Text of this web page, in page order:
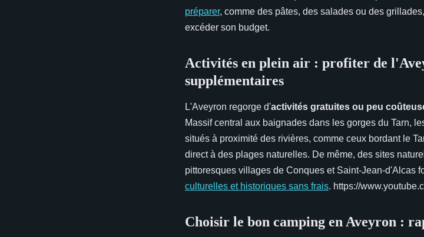
préparer, comme des pâtes, des salades ou des
excéder son budget.
Activités en plein air : profiter de
supplémentaires
L'Aveyron regorge d'activités gratuites ou peu
Massif central aux baignades dans les gorges du Tarn,
situés à proximité des rivières, comme ceux bordant le
direct à des plages naturelles. De même, des sites
pittoresques villages de Conques et Saint-Jean-d'Alcas
culturelles et historiques sans frais. https://
Choisir le bon camping en Aveyron :